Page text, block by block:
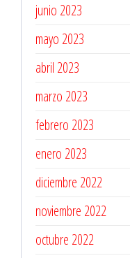
junio 2023
mayo 2023
abril 2023
marzo 2023
febrero 2023
enero 2023
diciembre 2022
noviembre 2022
octubre 2022